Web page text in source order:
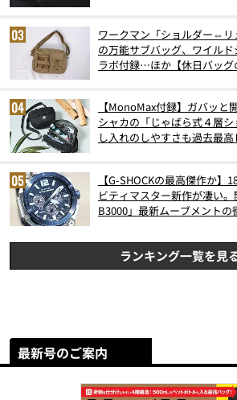
ワークマン「ショルダー⇔リ
の万能サブバッグ、ワイル
ラボ付録…ほか【休日バッグ
【MonoMax付録】ガバッと
シャカの「じゃばら式４層
し入れのしやすさも過去最高
【G-SHOCKの最高傑作か】
ビティマスター新作が凄い
B3000」最新ムーブメントの
ランキング一覧を見
最新号のご案内